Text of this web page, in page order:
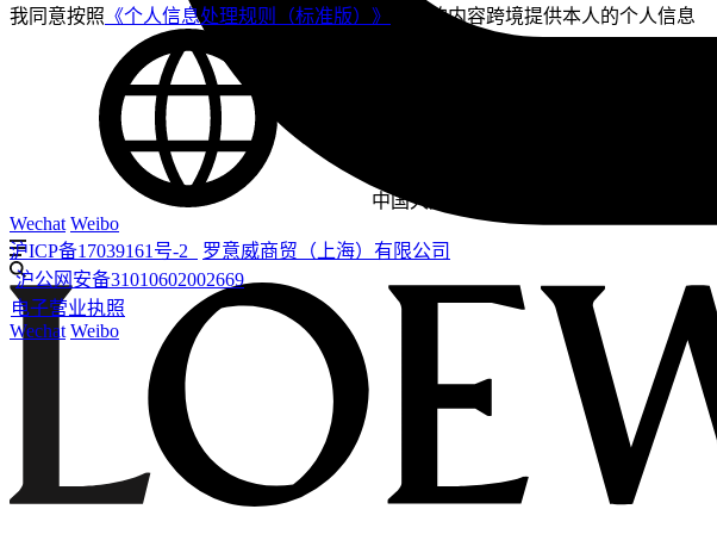
我同意按照 《个人信息处理规则（标准版）》 告知的内容跨境提供本人的个人信息
中国大陆
Wechat Weibo
沪ICP备17039161号-2
罗意威商贸（上海）有限公司
沪公网安备31010602002669
电子营业执照
Wechat Weibo